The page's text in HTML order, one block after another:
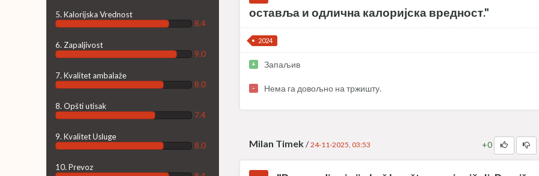
5. Kalorijska Vrednost
8.4
6. Zapaljivost
9.0
7. Kvalitet ambalaže
8.0
8. Opšti utisak
7.4
9. Kvalitet Usluge
8.0
10. Prevoz
оставља и одлична калоријска вредност."
2024
+ Запаљив
- Нема га довољно на тржишту.
Milan Timek/ 24-11-2025, 03:53 +0